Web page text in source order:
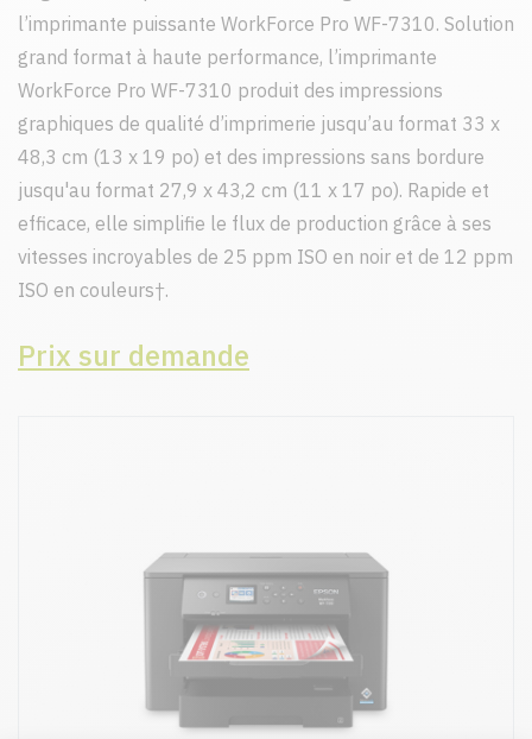
l’imprimante puissante WorkForce Pro WF-7310. Solution
grand format à haute performance, l’imprimante
WorkForce Pro WF-7310 produit des impressions
graphiques de qualité d’imprimerie jusqu’au format 33 x
48,3 cm (13 x 19 po) et des impressions sans bordure
jusqu'au format 27,9 x 43,2 cm (11 x 17 po). Rapide et
efficace, elle simplifie le flux de production grâce à ses
vitesses incroyables de 25 ppm ISO en noir et de 12 ppm
ISO en couleurs†.
Prix sur demande